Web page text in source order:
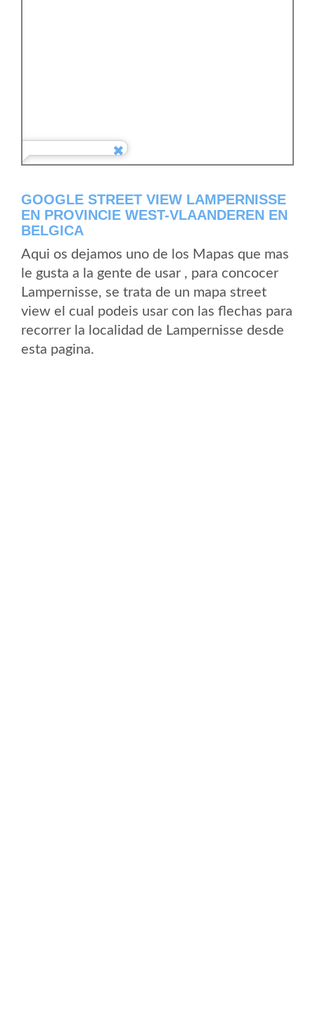
GOOGLE STREET VIEW LAMPERNISSE
EN PROVINCIE WEST-VLAANDEREN EN
BELGICA
Aqui os dejamos uno de los Mapas que mas
le gusta a la gente de usar , para concocer
Lampernisse, se trata de un mapa street
view el cual podeis usar con las flechas para
recorrer la localidad de Lampernisse desde
esta pagina.